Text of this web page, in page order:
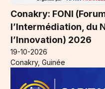
Conakry: FONI
l’Intermédiation, du
l’Innovation) 2026
19-10-2026
Conakry, Guinée